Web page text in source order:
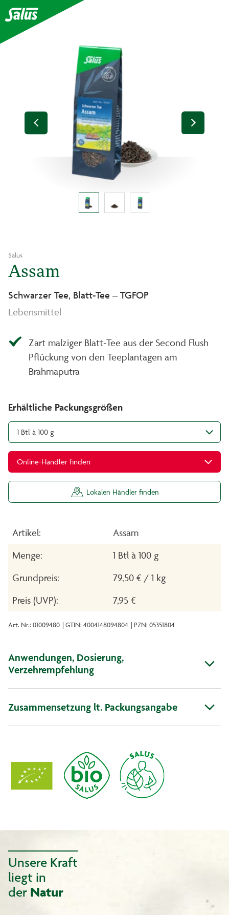
Salus
Assam
Schwarzer Tee, Blatt-Tee – TGFOP
Lebensmittel
Zart malziger Blatt-Tee aus der Second Flush
Pflückung von den Teeplantagen am
Brahmaputra
Erhältliche Packungsgrößen
1 Btl à 100 g
Online-Händler finden
Lokalen Händler finden
Artikel:
Assam
Menge:
1 Btl à 100 g
Grundpreis:
79,50 € / 1 kg
Preis (UVP):
7,95 €
Art. Nr.: 01009480 | GTIN: 4004148094804 | PZN: 05351804
Anwendungen, Dosierung,
Verzehrempfehlung
Zusammensetzung lt. Packungsangabe
Unsere Kraft
liegt in
der Natur